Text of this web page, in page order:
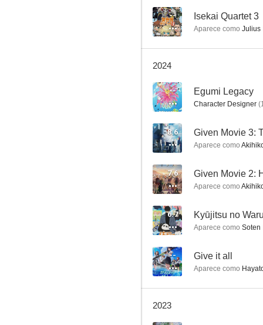
That Time I Got Reincarnated as a Slime
7.9
Danganronpa: The Animation
-- Isekai Quartet 3
Aparece como Julius
2024
-- Egumi Legacy
Character Designer (
8.6 Given Movie 3:
Aparece como
7.6 Given Movie 2:
Aparece como
6.7 Kyūjitsu no
Aparece como Soten
-- Give it all
Aparece como
2023